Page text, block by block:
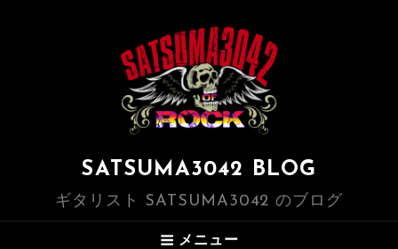
SATSUMA3042 BLOG
ギタリスト SATSUMA3042 のブログ
メニュー